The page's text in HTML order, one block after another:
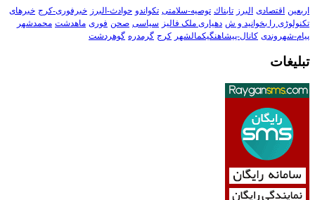
اربعین اقتصادی البرز تابناك توصیه-سلامتی تکواندو حوادث-البرز خبرفوری-کرج خبرهای
تکنولوڑی را بخوانید و ش دهیاری ملک فالیز سیاسی صحن فوری ماهدشت محمدشهر
پیام-شهروندی کانال-پیشاهنگیکمالشهر کرج گرمدره گوهردشت
تبلیغات